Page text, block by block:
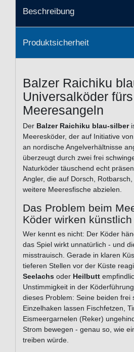
Beschreibung
Produktsicherheit
Balzer Raichiku
Universalköder fürs
Meeresangeln
Der Balzer Raichiku blau-silber
Meeresköder, der auf Initiative
an nordische Angelverhältnisse
überzeugt durch zwei frei
Naturköder täuschend echt
Angler, die auf Dorsch,
weitere Meeresfische abzielen.
Das Problem beim
Köder wirken künstlich
Wer kennt es nicht: Der Köder
das Spiel wirkt unnatürlich - und
misstrauisch. Gerade in klaren
tieferen Stellen vor der Küste
Seelachs oder Heilbutt
Unstimmigkeit in der
dieses Problem: Seine beiden frei
Einzelhaken lassen Fischfetzen,
Eismeergarnelen (Reker)
Strom bewegen - genau so, wie
treiben würde.